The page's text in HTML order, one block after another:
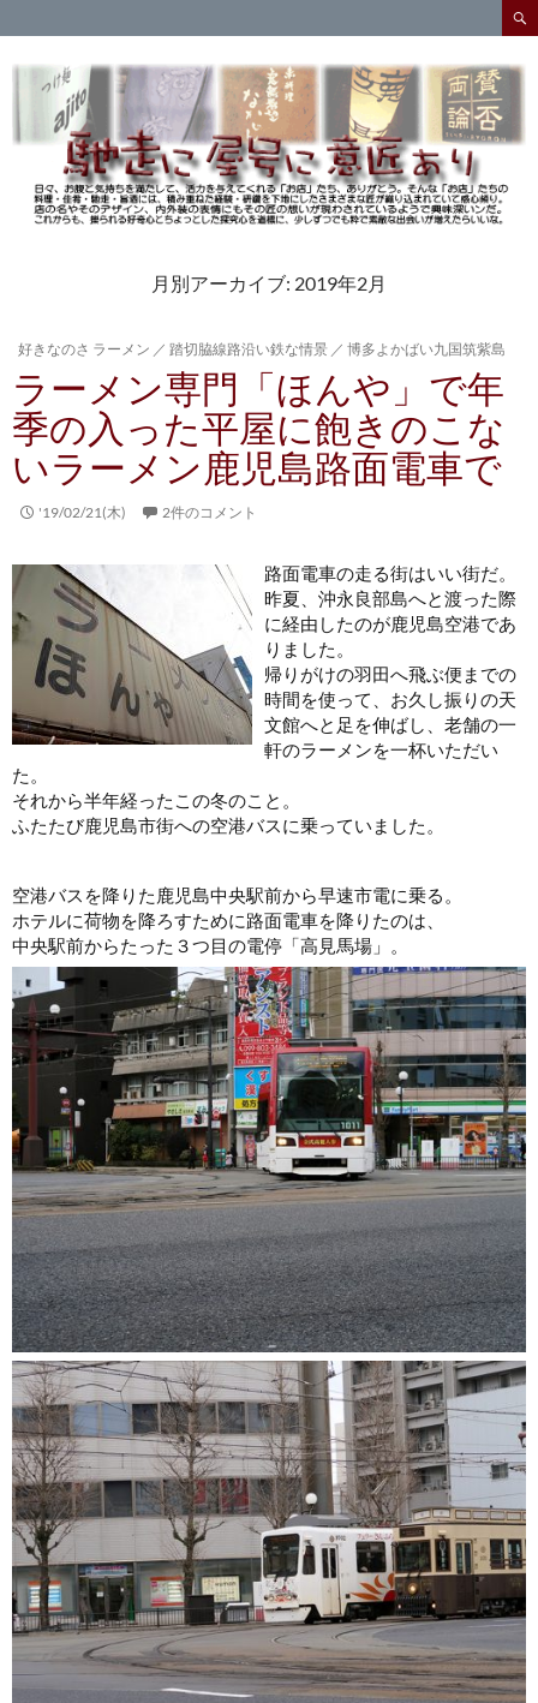
索
ン
ン
ツ
月別アーカイブ: 2019年2月
好きなのさ ラーメン ／ 踏切脇線路沿い鉄な情景 ／ 博多よかばい九国筑紫島
ラーメン専門「ほんや」で年
季の入った平屋に飽きのこな
いラーメン鹿児島路面電車で
'19/02/21(木) 2件のコメント
路面電車の走る街はいい街だ。
昨夏、沖永良部島へと渡った際
に経由したのが鹿児島空港であ
りました。
帰りがけの羽田へ飛ぶ便までの
時間を使って、お久し振りの天
文館へと足を伸ばし、老舗の一
軒のラーメンを一杯いただい
た。
それから半年経ったこの冬のこと。
ふたたび鹿児島市街への空港バスに乗っていました。
空港バスを降りた鹿児島中央駅前から早速市電に乗る。
ホテルに荷物を降ろすために路面電車を降りたのは、
中央駅前からたった３つ目の電停「高見馬場」。